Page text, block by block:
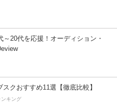
～20代を応援！オーディション・
クおすすめ11選【徹底比較】
ンキング